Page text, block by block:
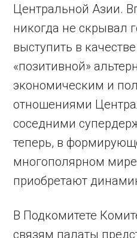
Центральной Азии.
никогда не скрывал
выступить в
«позитивной»
экономическим и
отношениями
соседними
теперь, в
многополярном
приобретают
В Подкомитете
связям палаты